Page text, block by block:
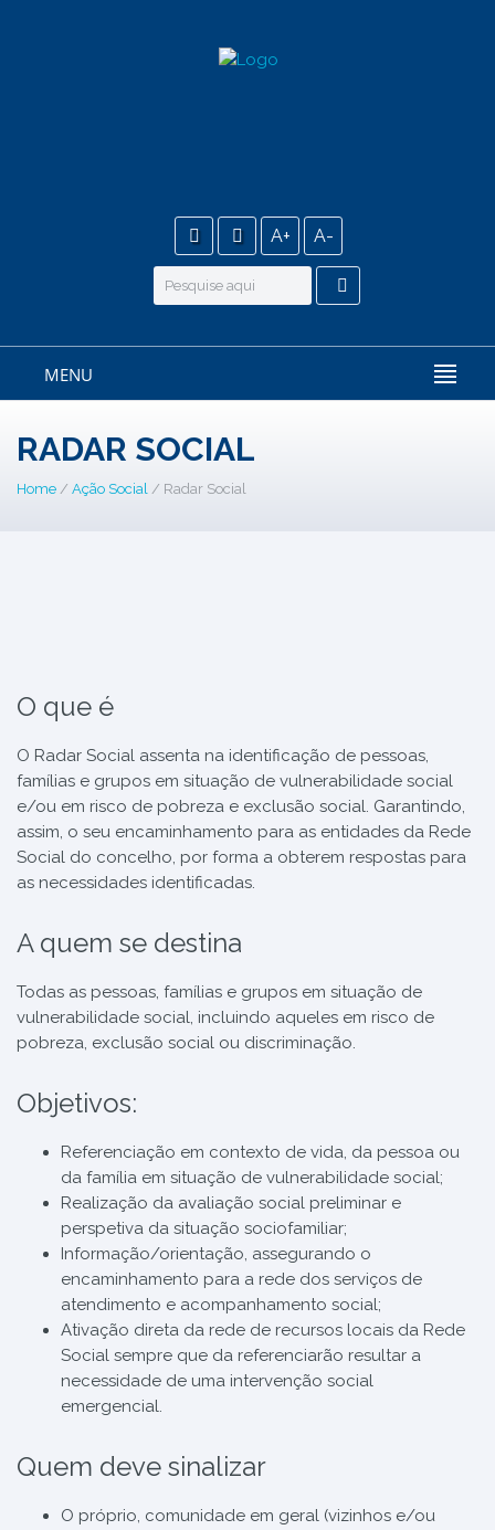
A+ A-
MENU
RADAR SOCIAL
Home / Ação Social / Radar Social
O que é
O Radar Social assenta na identificação de pessoas,
famílias e grupos em situação de vulnerabilidade social
e/ou em risco de pobreza e exclusão social. Garantindo,
assim, o seu encaminhamento para as entidades da Rede
Social do concelho, por forma a obterem respostas para
as necessidades identificadas.
A quem se destina
Todas as pessoas, famílias e grupos em situação de
vulnerabilidade social, incluindo aqueles em risco de
pobreza, exclusão social ou discriminação.
Objetivos:
Referenciação em contexto de vida, da pessoa ou
da família em situação de vulnerabilidade social;
Realização da avaliação social preliminar e
perspetiva da situação sociofamiliar;
Informação/orientação, assegurando o
encaminhamento para a rede dos serviços de
atendimento e acompanhamento social;
Ativação direta da rede de recursos locais da Rede
Social sempre que da referenciarão resultar a
necessidade de uma intervenção social
emergencial.
Quem deve sinalizar
O próprio, comunidade em geral (vizinhos e/ou